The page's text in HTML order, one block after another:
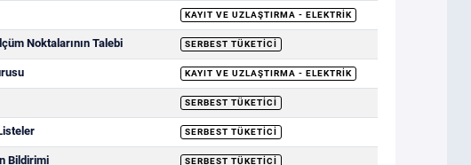
KAYIT VE UZLAŞTIRMA - ELEKTRIK
Noktalarının Talebi SERBEST TÜKETICI
KAYIT VE UZLAŞTIRMA - ELEKTRIK
SERBEST TÜKETICI
SERBEST TÜKETICI
Bildirimi SERBEST TÜKETICI